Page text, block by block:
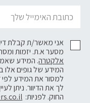
אני מאשר/ת קבלת
מסער א.ת. יזמות
אלקטרה. המידע
המידע של גופים
למסור את המידע לפי
לך את הדיוור. ניתן
החוק. לפניות: